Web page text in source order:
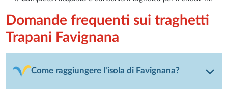
Domande frequenti sui traghetti
Trapani Favignana
Come raggiungere l'isola di Favignana?